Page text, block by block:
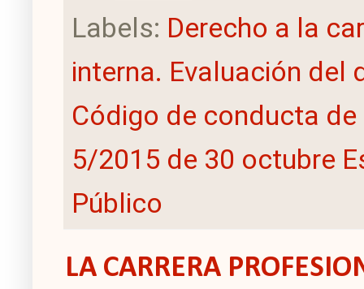
Labels: Derecho a la
interna. Evaluación del
Código de conducta
5/2015 de 30 octubre
Público
LA CARRERA